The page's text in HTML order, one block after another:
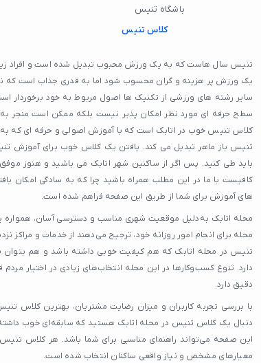
باشگاه تنیس
کلاس تنیس
تنیس سال هاست که به یک ورزش محبوب تبدیل شده است و افراد
یک ورزش پر هزینه و گران محسوب شود اما به قدری جذاب است که
سایر رشته های ورزشی از تکنیک ها اصول مربوط به خود برخوردار
سطح حرفه ای مورد نظر امکان پذیر نیست بلکه ممکن است منجر
کلاس تنیس خوب در اتابک است که با آموزش اصولی و حرفه ای که
تنیس باز ماهر تبدیل می کند. یافتن یک کلاس خوب برای آموزش
باید طی کنید. پس اگر از ساکنین شهر اتابک می باشید و هنوز
کافیست با ما در این مطلب همراه باشید چرا که به سادگی امکان
های آموزش برای شما از طریق این صفحه فراهم شده است.
محله اتابک به‌دلیل موقعیت شهری مناسب و دسترسی آسان، همواره
محله برای انجام امور روزانه خود، ترجیح می‌دهند از خدمات و مراکز
تنیس در محله اتابک که هم کیفیت خوبی داشته باشد و هم بتوان به
دارد. تنوع کسب‌وکارها در این محله انتخاب‌های زیادی در اختیار مردم
دقیق دارد.
با بررسی تجربه کاربران و میزان رضایت مشتریان، بهترین کلاس
دنبال یک کلاس تنیس در محله اتابک هستید که سابقه‌ای خوب داشته
این صفحه می‌تواند راهنمای مناسبی برای شما باشد. هر کلاس
معیارهای مشخص و نیاز واقعی ساکنان انتخاب شده است.